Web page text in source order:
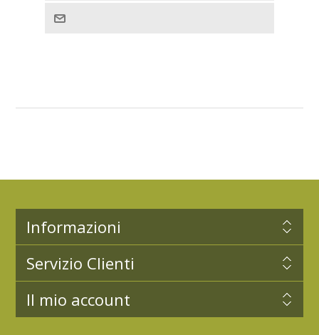
Informazioni
Servizio Clienti
Il mio account